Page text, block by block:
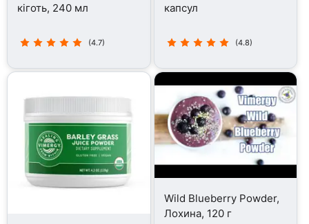
кіготь, 240 мл
(4.7)
капсул
(4.8)
Wild Blueberry Powder,
Лохина, 120 г